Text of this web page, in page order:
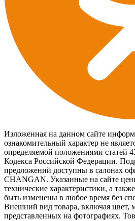
Изложенная на данном сайте
ознакомительный характер не
определяемой положениями статей
Кодекса Российской Федерации.
предложений доступны в салонах
CHANGAN. Указанные на сайте
технические характеристики, а
быть изменены в любое время без
Внешний вид товара, включая цвет,
представленных на фотографиях.